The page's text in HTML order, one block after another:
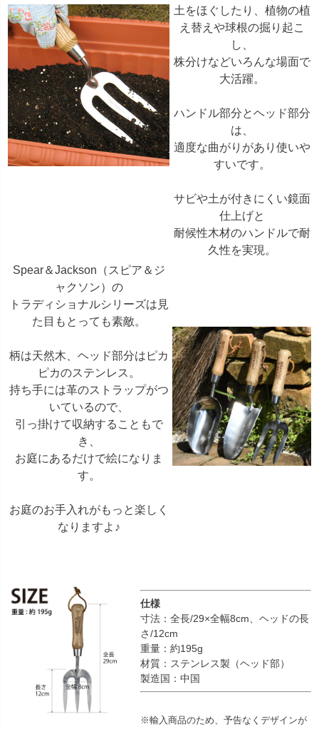
土をほぐしたり、植物の植
え替えや球根の掘り起こ
し、
株分けなどいろんな場面で
大活躍。
ハンドル部分とヘッド部分
は、
適度な曲がりがあり使いや
すいです。
サビや土が付きにくい鏡面
仕上げと
耐候性木材のハンドルで耐
久性を実現。
Spear＆Jackson（スピア＆ジ
ャクソン）の
トラディショナルシリーズは見
た目もとっても素敵。
柄は天然木、ヘッド部分はピカ
ピカのステンレス。
持ち手には革のストラップがつ
いているので、
引っ掛けて収納することもで
き、
お庭にあるだけで絵になりま
す。
お庭のお手入れがもっと楽しく
なりますよ♪
仕様
寸法：全長/29×全幅8cm、ヘッドの長
さ/12cm
重量：約195g
材質：ステンレス製（ヘッド部）
製造国：中国
※輸入商品のため、予告なくデザインが